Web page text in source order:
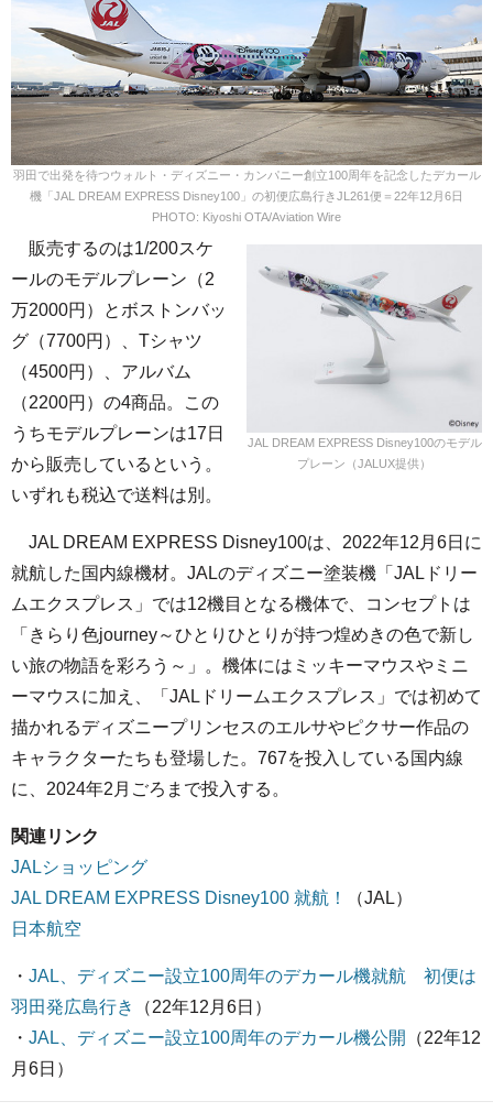
羽田で出発を待つウォルト・ディズニー・カンパニー創立100周年を記念したデカール
機「JAL DREAM EXPRESS Disney100」の初便広島行きJL261便＝22年12月6日
PHOTO: Kiyoshi OTA/Aviation Wire
JAL DREAM EXPRESS Disney100のモデル
プレーン（JALUX提供）
販売するのは1/200スケ
ールのモデルプレーン（2
万2000円）とボストンバッ
グ（7700円）、Tシャツ
（4500円）、アルバム
（2200円）の4商品。この
うちモデルプレーンは17日
から販売しているという。
いずれも税込で送料は別。
JAL DREAM EXPRESS Disney100は、2022年12月6日に
就航した国内線機材。JALのディズニー塗装機「JALドリー
ムエクスプレス」では12機目となる機体で、コンセプトは
「きらり色journey～ひとりひとりが持つ煌めきの色で新し
い旅の物語を彩ろう～」。機体にはミッキーマウスやミニ
ーマウスに加え、「JALドリームエクスプレス」では初めて
描かれるディズニープリンセスのエルサやピクサー作品の
キャラクターたちも登場した。767を投入している国内線
に、2024年2月ごろまで投入する。
関連リンク
JALショッピング
JAL DREAM EXPRESS Disney100 就航！
（JAL）
日本航空
・ JAL、ディズニー設立100周年のデカール機就航 初便は
羽田発広島行き
（22年12月6日）
・ JAL、ディズニー設立100周年のデカール機公開
（22年12
月6日）